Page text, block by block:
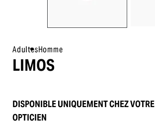
AdultesHomme
LIMOS
DISPONIBLE UNIQUEMENT CHEZ VOTRE
OPTICIEN